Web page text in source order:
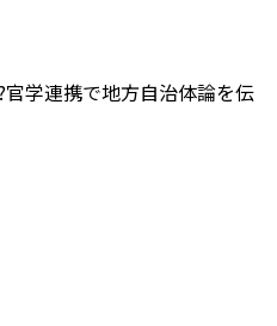
学連携で地方自治体論を伝